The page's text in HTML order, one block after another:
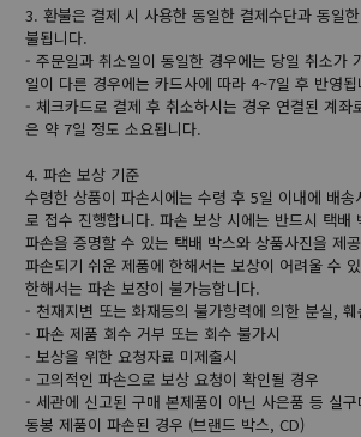
3. 환불은 결제 시 사용한 동일한 결제수단과 동일
불됩니다.
- 주문일과 취소일이 동일한 경우에는 당일 취소가
일이 다른 경우에는 카드사에 따라 4~7일 후 반영됩
- 체크카드로 결제 후 취소하시는 경우 연결된 계좌
은 약 7일 정도 소요됩니다.
4. 파손 보상 기준
수령한 상품이 파손시에는 수령 후 5일 이내에 배송
로 접수 진행합니다. 파손 보상 시에는 반드시 택배
파손을 증명할 수 있는 택배 박스와 상품사진을 제
파손되기 쉬운 제품에 한해서는 보상이 어려울 수
한해서는 파손 보장이 불가능합니다.
- 천재지변 또는 화재등의 불가항력에 의한 분실,
- 파손 제품 회수 거부 또는 회수 불가시
- 보상을 위한 요청자료 미제출시
- 고의적인 파손으로 보상 요청이 확인될 경우
- 세관에 신고된 구매 본제품이 아닌 사은품 등 실
동봉 제품이 파손된 경우 (브랜드 박스, CD)